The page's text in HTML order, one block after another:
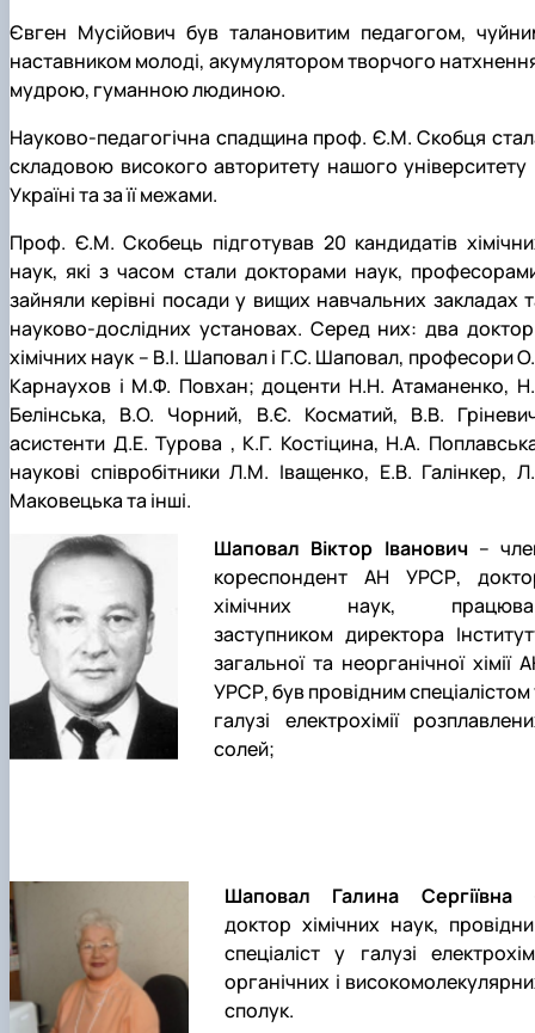
Євген Мусійович був талановитим педагогом,
наставником молоді, акумулятором творчого
мудрою, гуманною людиною.
Науково-педагогічна спадщина проф. Є.М. Скобця
складовою високого авторитету нашого університету
Україні та за її межами.
Проф. Є.М. Скобець підготував 20 кандидатів
наук, які з часом стали докторами наук,
зайняли керівні посади у вищих навчальних закладах
науково-дослідних установах. Серед них: два
хімічних наук – В.І. Шаповал і Г.С. Шаповал, професори
Карнаухов і М.Ф. Повхан; доценти Н.Н. Атаманенко,
Белінська, В.О. Чорний, В.Є. Косматий, В.В.
асистенти Д.Е. Турова , К.Г. Костіцина, Н.А.
наукові співробітники Л.М. Іващенко, Е.В. Галінкер,
Маковецька та інші.
Шаповал Віктор Іванович–
кореспондент АН УРСР,
хімічних наук,
заступником директора
загальної та неорганічної хімії
УРСР, був провідним спеціалістом
галузі електрохімії
солей;
Шаповал Галина Сергіївна
доктор хімічних наук,
спеціаліст у галузі
органічних і
сполук.